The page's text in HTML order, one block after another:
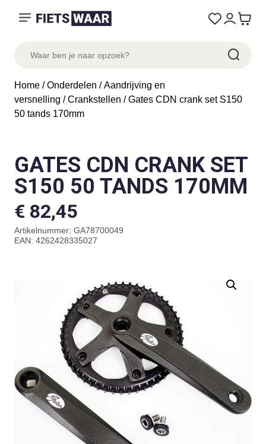
Home /Onderdelen /Aandrijving en
versnelling /Crankstellen / Gates CDN crank set S150
50 tands 170mm
GATES CDN CRANK SET
S150 50 TANDS 170MM
€ 82,45
Artikelnummer: GA78700049
EAN: 4262428335027